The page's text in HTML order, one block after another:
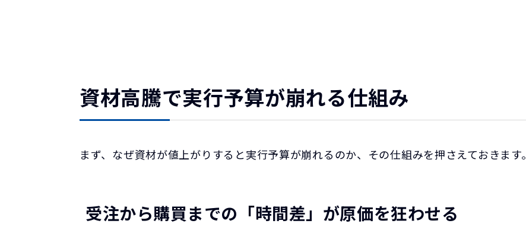
資材高騰で実行予算が崩れる仕組み
まず、なぜ資材が値上がりすると実行予算が崩れるのか、その仕組みを押さえておきます。
受注から購買までの「時間差」が原価を狂わせる